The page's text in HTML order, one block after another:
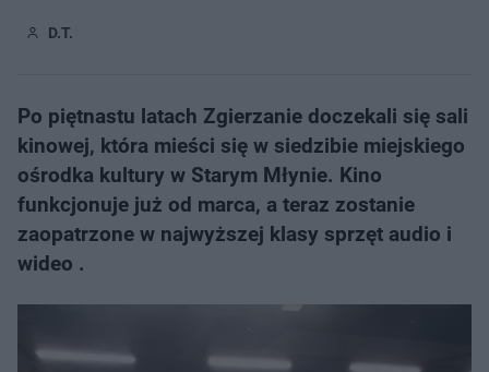
D.T.
Po piętnastu latach Zgierzanie doczekali się sali
kinowej, która mieści się w siedzibie miejskiego
ośrodka kultury w Starym Młynie. ​Kino
funkcjonuje już od marca, a teraz zostanie
zaopatrzone w najwyższej klasy sprzęt audio i
wideo .